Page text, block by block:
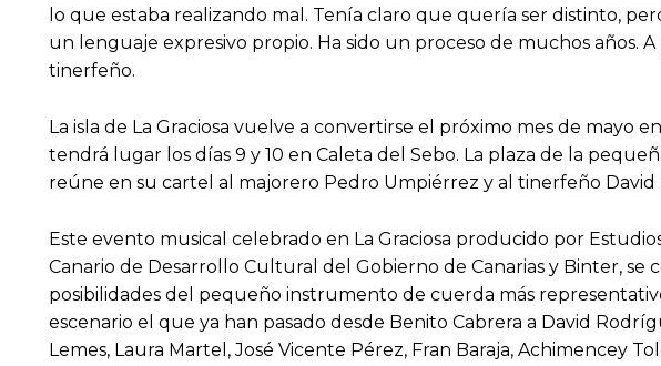
lo que estaba realizando mal. Tenía claro que quería ser distinto,
un lenguaje expresivo propio. Ha sido un proceso de muchos años.
tinerfeño.
La isla de La Graciosa vuelve a convertirse el próximo mes de
tendrá lugar los días 9 y 10 en Caleta del Sebo. La plaza de la
reúne en su cartel al majorero Pedro Umpiérrez y al tinerfeño David
Este evento musical celebrado en La Graciosa producido por
Canario de Desarrollo Cultural del Gobierno de Canarias y Binter,
posibilidades del pequeño instrumento de cuerda más
escenario el que ya han pasado desde Benito Cabrera a David
Lemes, Laura Martel, José Vicente Pérez, Fran Baraja, Achimencey